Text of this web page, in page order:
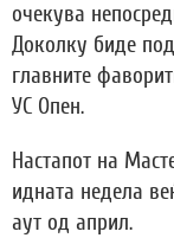
очекува
Доколку биде
главните
УС Опен.
Настапот на
идната недела
аут од април.